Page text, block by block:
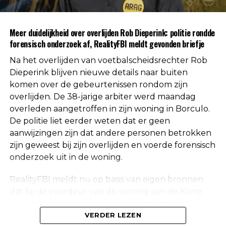
autoriteiten uitgesloten.
worden geen verdere mededelingen gedaan over
de doodsoorzaak.
Een vaste waarde in de Nederlandse
arbitrage
Met het overlijden van Rob Dieperink verliest het
Nederlandse voetbal een scheidsrechter die
jarenlang actief was op het hoogste niveau.
Dieperink begon al op jonge leeftijd met fluiten in
het amateurvoetbal en werkte zich stap voor stap
toegewezen, waarna uiteindelijk ook de Eredivisie
Meer duidelijkheid over overlijden Rob Dieperink: politie rondde
forensisch onderzoek af, RealityFBI meldt gevonden briefje
Na het overlijden van voetbalscheidsrechter Rob
Dieperink blijven nieuwe details naar buiten
komen over de gebeurtenissen rondom zijn
overlijden. De 38-jarige arbiter werd maandag
overleden aangetroffen in zijn woning in Borculo.
De politie liet eerder weten dat er geen
aanwijzingen zijn dat andere personen betrokken
zijn geweest bij zijn overlijden en voerde forensisch
onderzoek uit in de woning.
RealityFBI meldt nu op basis van eigen bronnen
waarop Dieperink een persoonlijke boodschap had
VERDER LEZEN